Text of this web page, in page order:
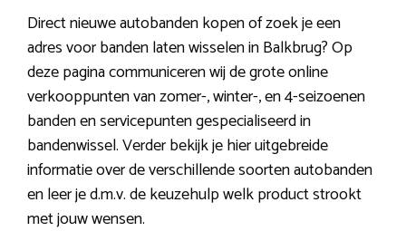
Direct nieuwe autobanden kopen of zoek je een
adres voor banden laten wisselen in Balkbrug? Op
deze pagina communiceren wij de grote online
verkooppunten van zomer-, winter-, en 4-seizoenen
banden en servicepunten gespecialiseerd in
bandenwissel. Verder bekijk je hier uitgebreide
informatie over de verschillende soorten autobanden
en leer je d.m.v. de keuzehulp welk product strookt
met jouw wensen.